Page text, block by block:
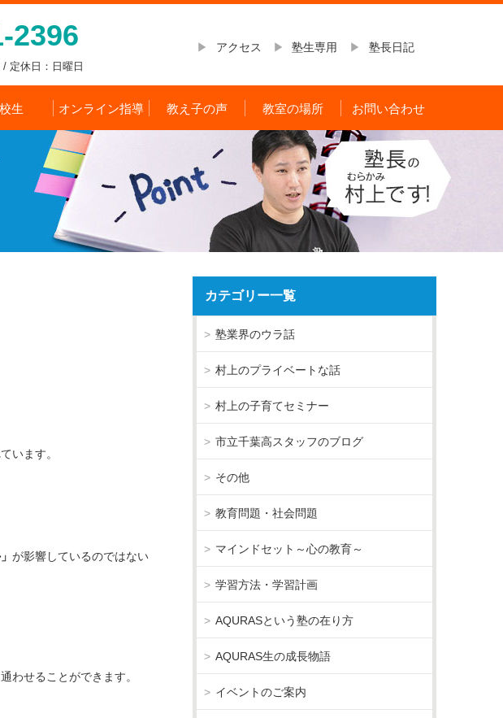
2396
定休日：日曜日
アクセス 塾生専用 塾長日記
生 オンライン指導 教え子の声 教室の場所 お問い合わせ
います。
が影響しているのではない
わせることができます。
カテゴリー一覧
塾業界のウラ話
村上のプライベートな話
村上の子育てセミナー
市立千葉高スタッフのブログ
その他
教育問題・社会問題
マインドセット～心の教育～
学習方法・学習計画
AQURASという塾の在り方
AQURAS生の成長物語
イベントのご案内